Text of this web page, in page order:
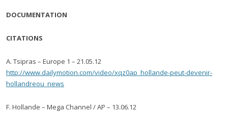
DOCUMENTATION
CITATIONS
A. Tsipras – Europe 1 – 21.05.12
http://www.dailymotion.com/video/xqz0ap_hollande-peut-devenir-
hollandreou_news
F. Hollande – Mega Channel / AP – 13.06.12